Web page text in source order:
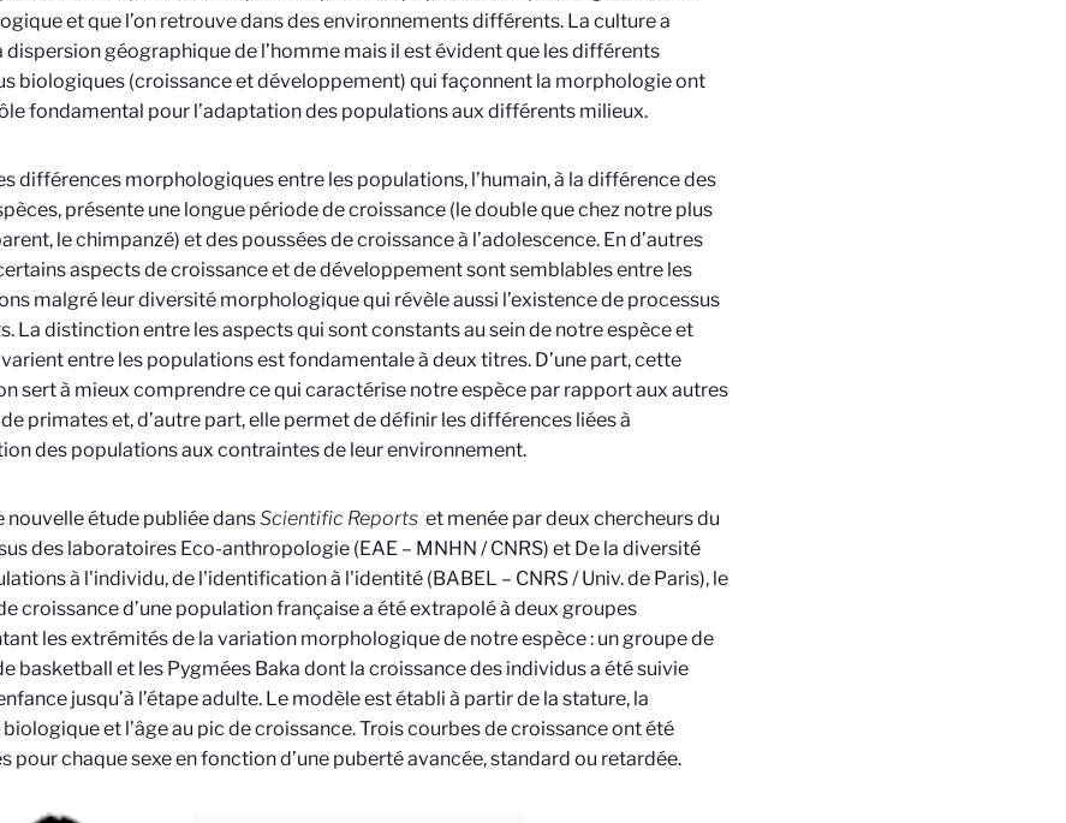
et que l’on retrouve dans des environnements différents. La culture a
dispersion géographique de l’homme mais il est évident que les différents
biologiques (croissance et développement) qui façonnent la morphologie ont
fondamental pour l’adaptation des populations aux différents milieux.
différences morphologiques entre les populations, l’humain, à la différence des
présente une longue période de croissance (le double que chez notre plus
le chimpanzé) et des poussées de croissance à l’adolescence.En d’autres
aspects de croissance et de développement sont semblables entre les
malgré leur diversité morphologique qui révèle aussi l’existence de processus
La distinction entre les aspects qui sont constants au sein de notre espèce et
entre les populations est fondamentale à deux titres. D’une part, cette
sert à mieux comprendre ce qui caractérise notre espèce par rapport aux autres
primates et, d’autre part, elle permet de définir les différences liées à
des populations aux contraintes de leur environnement.
nouvelle étude publiée dansScientific Reportset menée par deux chercheurs du
des laboratoires Eco-anthropologie (EAE – MNHN / CNRS) et De la diversité
à l'individu, de l'identification à l'identité (BABEL – CNRS / Univ. de Paris), le
croissance d’une population française a été extrapolé à deux groupes
les extrémités de la variation morphologique de notre espèce : un groupe de
basketball et les Pygmées Baka dont la croissance des individus a été suivie
jusqu’à l’étape adulte. Le modèle est établi à partir de la stature, la
et l’âge au pic de croissance. Trois courbes de croissance ont été
pour chaque sexe en fonction d’une puberté avancée, standard ou retardée.